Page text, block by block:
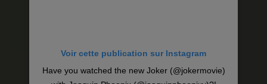
Voir cette publication sur Instagram
Have you watched the new Joker (@jokermovie)